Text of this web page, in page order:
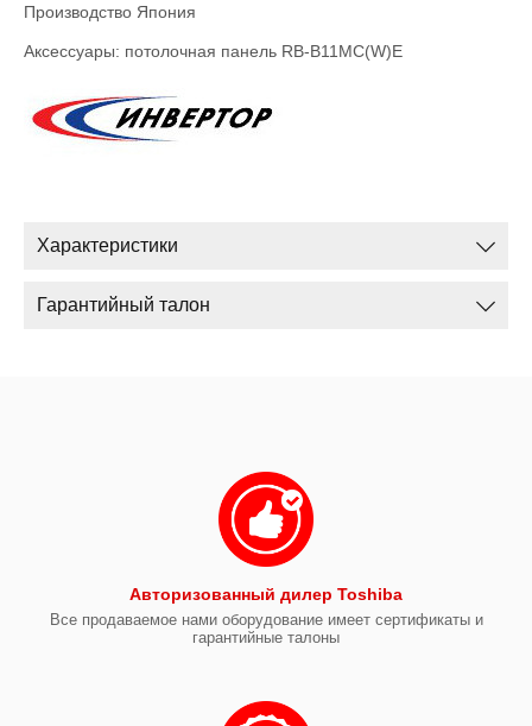
Производство Япония
Аксессуары: потолочная панель RB-B11MC(W)E
Характеристики
Гарантийный талон
Авторизованный дилер Toshiba
Все продаваемое нами оборудование имеет сертификаты и
гарантийные талоны